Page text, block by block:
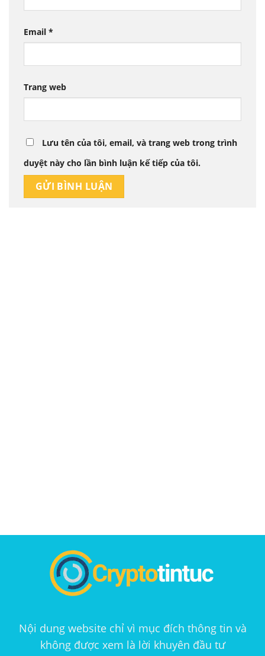
Email *
Trang web
Lưu tên của tôi, email, và trang web trong trình
duyệt này cho lần bình luận kế tiếp của tôi.
Nội dung website chỉ vì mục đích thông tin và
không được xem là lời khuyên đầu tư